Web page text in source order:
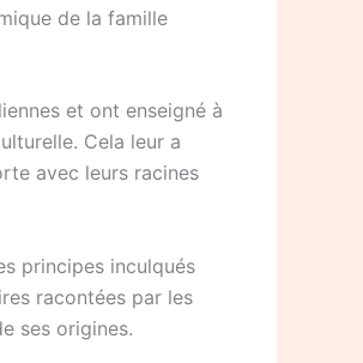
de la famille
et ont enseigné à
Cela leur a
avec leurs racines
principes inculqués
racontées par les
ses origines.